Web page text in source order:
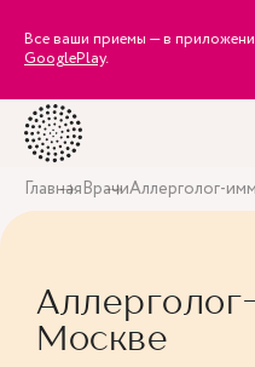
Все ваши приемы — в
GooglePlay.
ГлавнаяВрачиАллерголог-
Москве